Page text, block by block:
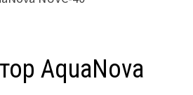
AquaNova